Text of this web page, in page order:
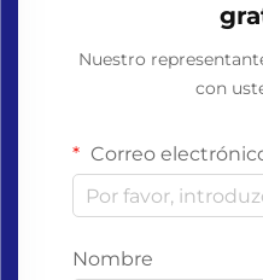
Nuestro
con
Correo
Nombre